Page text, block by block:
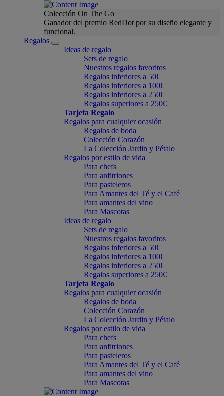
Colección On The Go
Ganador del premio RedDot por su diseño elegante y
funcional.
Regalos
Ideas de regalo
Sets de regalo
Nuestros regalos favoritos
Regalos inferiores a 50€
Regalos inferiores a 100€
Regalos inferiores a 250€
Regalos superiores a 250€
Tarjeta Regalo
Regalos para cualquier ocasión
Regalos de boda
Colección Corazón
La Colección Jardin y Pétalo
Regalos por estilo de vida
Para chefs
Para anfitriones
Para pasteleros
Para Amantes del Té y el Café
Para amantes del vino
Para Mascotas
Ideas de regalo
Sets de regalo
Nuestros regalos favoritos
Regalos inferiores a 50€
Regalos inferiores a 100€
Regalos inferiores a 250€
Regalos superiores a 250€
Tarjeta Regalo
Regalos para cualquier ocasión
Regalos de boda
Colección Corazón
La Colección Jardin y Pétalo
Regalos por estilo de vida
Para chefs
Para anfitriones
Para pasteleros
Para Amantes del Té y el Café
Para amantes del vino
Para Mascotas